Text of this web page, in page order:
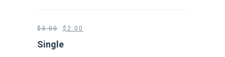
$3.00 $ 2.00
Single